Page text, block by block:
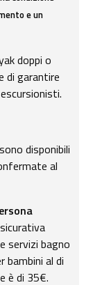
e un
doppi o
di garantire
disponibili
al
servizi bagno
bambini al di
è di 35€.